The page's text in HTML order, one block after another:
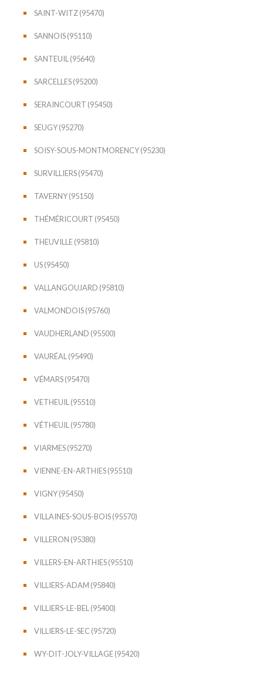
SAINT-WITZ (95470)
SANNOIS (95110)
SANTEUIL (95640)
SARCELLES (95200)
SERAINCOURT (95450)
SEUGY (95270)
SOISY-SOUS-MONTMORENCY (95230)
SURVILLIERS (95470)
TAVERNY (95150)
THÉMÉRICOURT (95450)
THEUVILLE (95810)
US (95450)
VALLANGOUJARD (95810)
VALMONDOIS (95760)
VAUDHERLAND (95500)
VAURÉAL (95490)
VÉMARS (95470)
VETHEUIL (95510)
VÉTHEUIL (95780)
VIARMES (95270)
VIENNE-EN-ARTHIES (95510)
VIGNY (95450)
VILLAINES-SOUS-BOIS (95570)
VILLERON (95380)
VILLERS-EN-ARTHIES (95510)
VILLIERS-ADAM (95840)
VILLIERS-LE-BEL (95400)
VILLIERS-LE-SEC (95720)
WY-DIT-JOLY-VILLAGE (95420)